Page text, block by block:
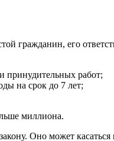
гражданин, его
принудительных работ;
на срок до 7 лет;
миллиона.
Оно может